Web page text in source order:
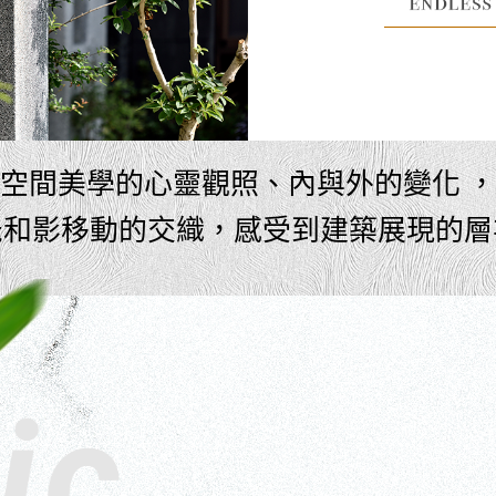
空間美學的心靈觀照、內與外的變化 ，
影移動的交織，感受到建築展現的